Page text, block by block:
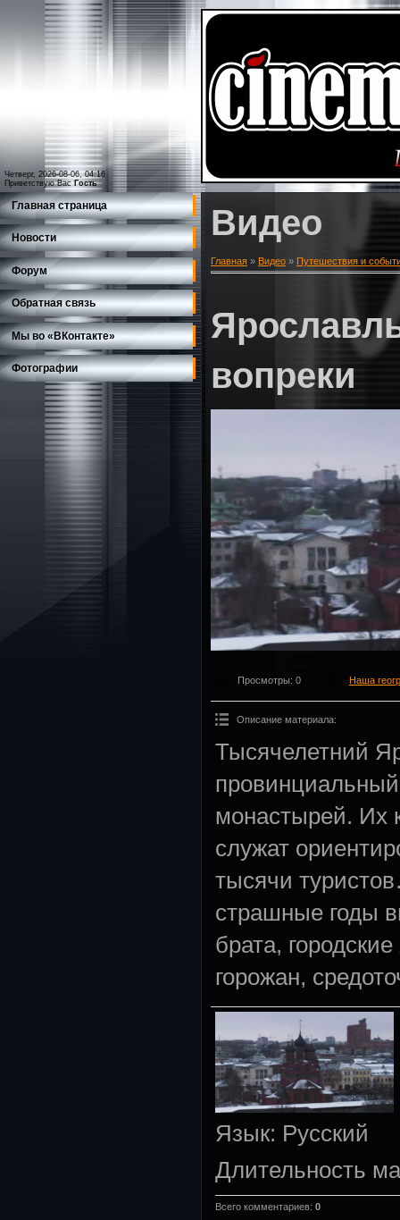
Четверг, 2026-08-06, 04:16
Приветствую Вас Гость
Главная страница
Новости
Форум
Обратная связь
Мы во «ВКонтакте»
Фотографии
Видео
Главная » Видео » Путешествия и
вопреки
Просмотры: 0 Наша
Описание материала:
Тысячелетний
монастырей. Их
служат
тысячи
страшные годы
брата,
горожан,
Язык: Русский
Длительность
Всего комментариев: 0